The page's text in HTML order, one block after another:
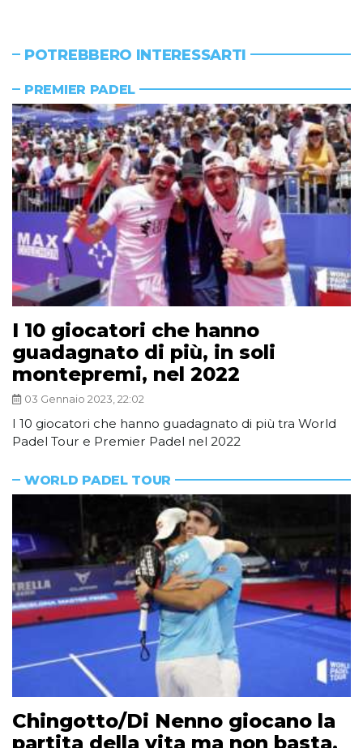
POTREBBERO INTERESSARTI
PREMIER PADEL
I 10 giocatori che hanno
guadagnato di più, in soli
montepremi, nel 2022
03 Gennaio 2023, 22:02
I 10 giocatori che hanno guadagnato di più tra World
Padel Tour e Premier Padel nel 2022
WORLD PADEL TOUR
Chingotto/Di Nenno giocano la
partita della vita ma non basta,